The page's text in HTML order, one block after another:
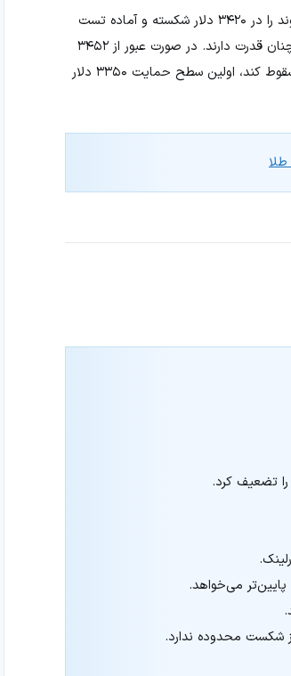
از دید تکنیکال، روند صعودی طلا ادامه‌دار به‌نظر می‌رسد. XAU/USD مقاومت مهم خط روند را در ۳۴۲۰ دلار شکسته و آماده تست
سطح ۳۴۵۲ دلار (بالاترین سطح ۱۶ ژوئن) است. شاخص RSI نشان می‌دهد خریداران همچنان قدرت دارند. در صورت عبور از ۳۴۵۲
دلار، هدف بعدی ۳۵۰۰ دلار خواهد بود. در طرف مقابل، اگر طلا دوباره به زیر ۳۴۰۰ دلار سقوط کند، اولین سطح حمایت ۳۳۵۰ دلار
را تضعیف کرد.
می‌خواهد.